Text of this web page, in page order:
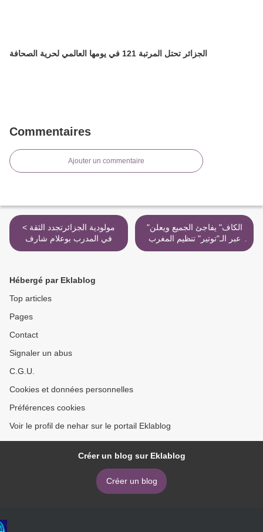
الجزائر تحتل المرتبة 121 في يومها العالمي لحرية الصحافة
Commentaires
Ajouter un commentaire
< مولودية الجزائرتجدد الثقة
في المدرب بوعلام شارف
"الكاف" يفاجئ الجميع ويعلن
عبر الـ"توتير" تنظيم المغرب
لـ"الكان" >
Hébergé par Eklablog
Top articles
Pages
Contact
Signaler un abus
C.G.U.
Cookies et données personnelles
Préférences cookies
Voir le profil de nehar sur le portail Eklablog
Créer un blog sur Eklablog
Créer un blog